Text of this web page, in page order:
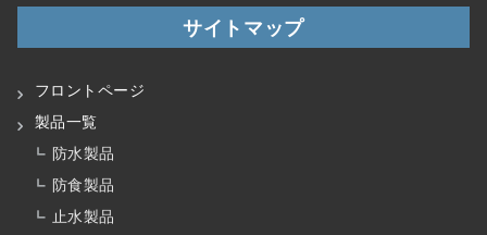
サイトマップ
フロントページ
製品一覧
防水製品
防食製品
止水製品